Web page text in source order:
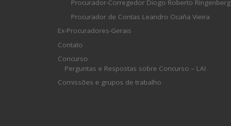
Procurador-Corregedor Diogo Roberto Ringenberg
Procurador de Contas Leandro Ocaña Vieira
Ex-Procuradores-Gerais
Contato
Concurso
Perguntas e Respostas sobre Concurso – LAI
Comissões e grupos de trabalho